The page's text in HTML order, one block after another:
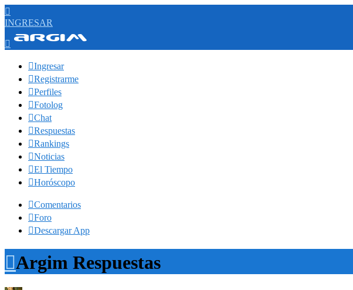

INGRESAR

Ingresar
Registrarme
Perfiles
Fotolog
Chat
Respuestas
Rankings
Noticias
El Tiempo
Horóscopo
Comentarios
Foro
Descargar App
Argim Respuestas